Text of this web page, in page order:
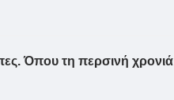
Όπου τη περσινή χρονιά